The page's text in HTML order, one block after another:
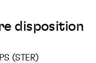
disposition
(STER)